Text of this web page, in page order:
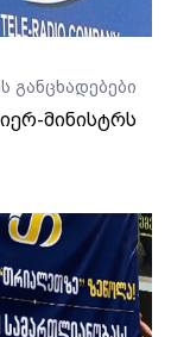
განცხადებები
მინისტრს